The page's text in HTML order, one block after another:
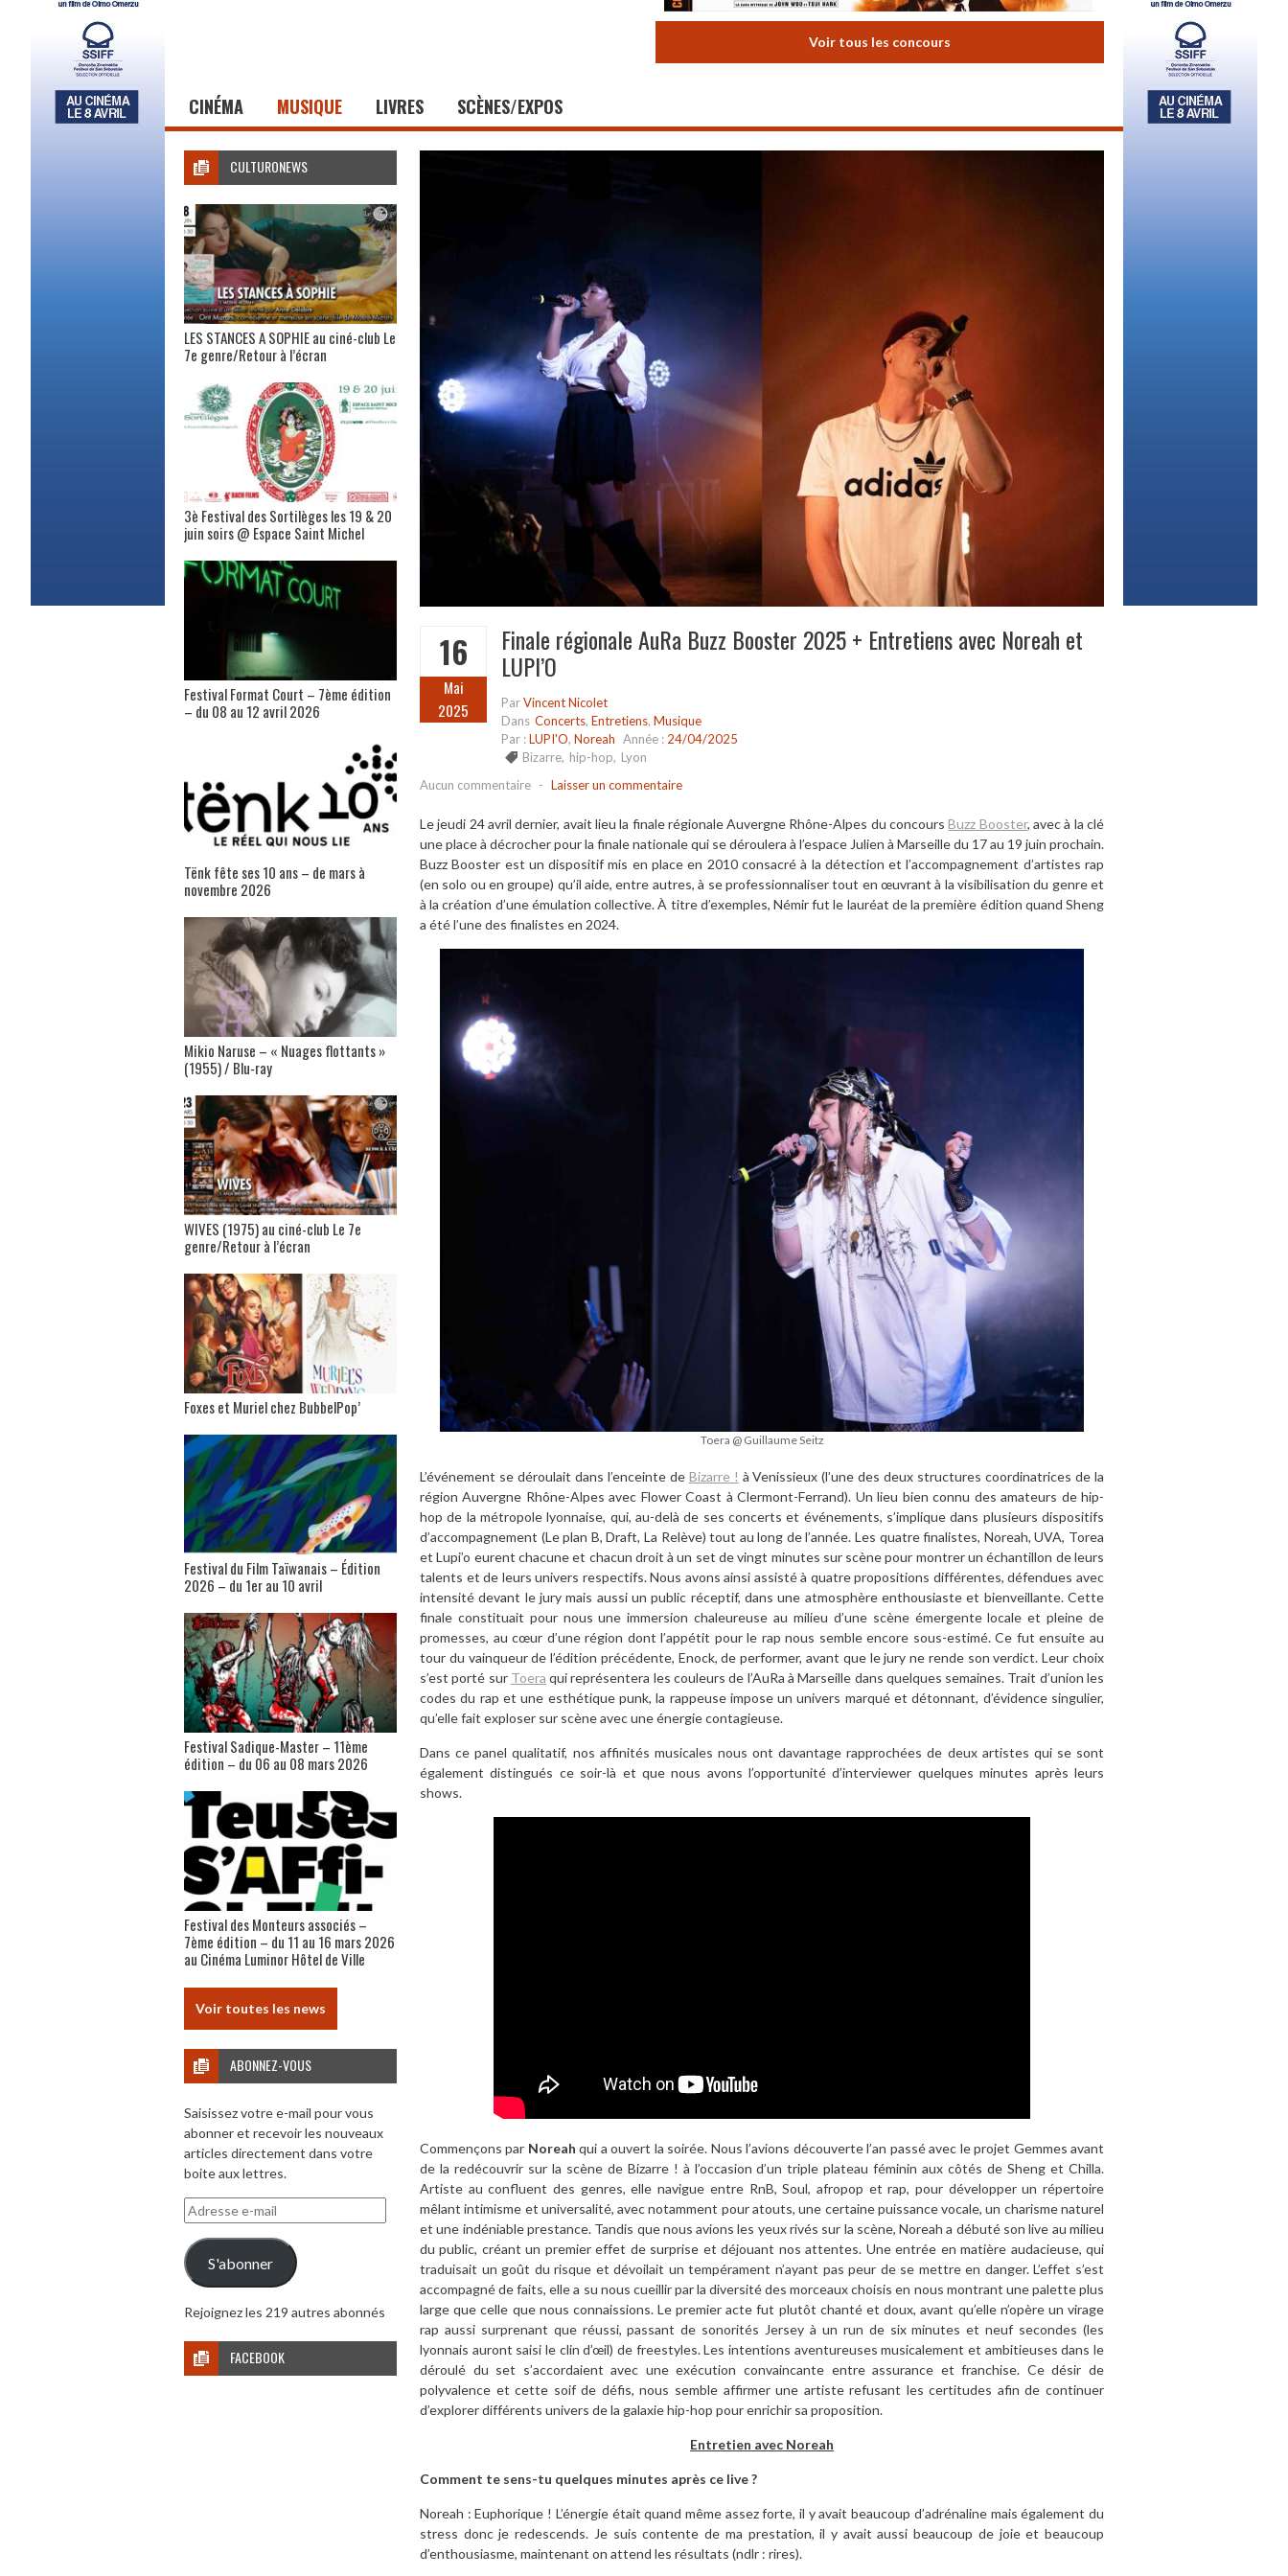
Voir tous les concours
CINÉMA MUSIQUE LIVRES SCÈNES/EXPOS
16
Mai
2025
Finale régionale AuRa Buzz Booster 2025 + Entretiens avec Noreah et
LUPI’O
ParVincent Nicolet
Dans Concerts, Entretiens, Musique
Par :LUPI'O, Noreah Année : 24/04/2025
Bizarre, hip-hop, Lyon
Aucun commentaire - Laisser un commentaire
Le jeudi 24 avril dernier, avait lieu la finale régionale Auvergne Rhône-Alpes du concoursBuzz Booster, avec à la clé
une place à décrocher pour la finale nationale qui se déroulera à l’espace Julien à Marseille du 17 au 19 juin prochain.
Buzz Booster est un dispositif mis en place en 2010 consacré à la détection et l’accompagnement d’artistes rap
(en solo ou en groupe) qu’il aide, entre autres, à se professionnaliser tout en œuvrant à la visibilisation du genre et
à la création d’une émulation collective. À titre d’exemples, Némir fut le lauréat de la première édition quand Sheng
a été l’une des finalistes en 2024.
Toera @ Guillaume Seitz
L’événement se déroulait dans l’enceinte de Bizarre ! à Venissieux (l’une des deux structures coordinatrices de la
région Auvergne Rhône-Alpes avec Flower Coast à Clermont-Ferrand). Un lieu bien connu des amateurs de hip-
hop de la métropole lyonnaise, qui, au-delà de ses concerts et événements, s’implique dans plusieurs dispositifs
d’accompagnement (Le plan B, Draft, La Relève) tout au long de l’année. Les quatre finalistes, Noreah, UVA, Torea
et Lupi’o eurent chacune et chacun droit à un set de vingt minutes sur scène pour montrer un échantillon de leurs
talents et de leurs univers respectifs. Nous avons ainsi assisté à quatre propositions différentes, défendues avec
intensité devant le jury mais aussi un public réceptif, dans une atmosphère enthousiaste et bienveillante. Cette
finale constituait pour nous une immersion chaleureuse au milieu d’une scène émergente locale et pleine de
promesses, au cœur d’une région dont l’appétit pour le rap nous semble encore sous-estimé. Ce fut ensuite au
tour du vainqueur de l’édition précédente, Enock, de performer, avant que le jury ne rende son verdict. Leur choix
s’est porté sur Toera qui représentera les couleurs de l’AuRa à Marseille dans quelques semaines. Trait d’union les
codes du rap et une esthétique punk, la rappeuse impose un univers marqué et détonnant, d’évidence singulier,
qu’elle fait exploser sur scène avec une énergie contagieuse.
Dans ce panel qualitatif, nos affinités musicales nous ont davantage rapprochées de deux artistes qui se sont
également distingués ce soir-là et que nous avons l’opportunité d’interviewer quelques minutes après leurs
shows.
Commençons par Noreah qui a ouvert la soirée. Nous l’avions découverte l’an passé avec le projet Gemmes avant
de la redécouvrir sur la scène de Bizarre ! à l’occasion d’un triple plateau féminin aux côtés de Sheng et Chilla.
Artiste au confluent des genres, elle navigue entre RnB, Soul, afropop et rap, pour développer un répertoire
mêlant intimisme et universalité, avec notamment pour atouts, une certaine puissance vocale, un charisme naturel
et une indéniable prestance. Tandis que nous avions les yeux rivés sur la scène, Noreah a débuté son live au milieu
du public, créant un premier effet de surprise et déjouant nos attentes. Une entrée en matière audacieuse, qui
traduisait un goût du risque et dévoilait un tempérament n’ayant pas peur de se mettre en danger. L’effet s’est
accompagné de faits, elle a su nous cueillir par la diversité des morceaux choisis en nous montrant une palette plus
large que celle que nous connaissions. Le premier acte fut plutôt chanté et doux, avant qu’elle n’opère un virage
rap aussi surprenant que réussi, passant de sonorités Jersey à un run de six minutes et neuf secondes (les
lyonnais auront saisi le clin d’œil) de freestyles. Les intentions aventureuses musicalement et ambitieuses dans le
déroulé du set s’accordaient avec une exécution convaincante entre assurance et franchise. Ce désir de
polyvalence et cette soif de défis, nous semble affirmer une artiste refusant les certitudes afin de continuer
d’explorer différents univers de la galaxie hip-hop pour enrichir sa proposition.
Entretien avec Noreah
Comment te sens-tu quelques minutes après ce live ?
Noreah : Euphorique ! L’énergie était quand même assez forte, il y avait beaucoup d’adrénaline mais également du
stress donc je redescends. Je suis contente de ma prestation, il y avait aussi beaucoup de joie et beaucoup
d’enthousiasme, maintenant on attend les résultats (ndlr : rires).
CULTURONEWS
LES STANCES A SOPHIE au ciné-club Le
7e genre/Retour à l’écran
3è Festival des Sortilèges les 19 & 20
juin soirs @ Espace Saint Michel
Festival Format Court – 7ème édition
– du 08 au 12 avril 2026
Tënk fête ses 10 ans – de mars à
novembre 2026
Mikio Naruse – « Nuages flottants »
(1955) / Blu-ray
WIVES (1975) au ciné-club Le 7e
genre/Retour à l’écran
Foxes et Muriel chez BubbelPop’
Festival du Film Taïwanais – Édition
2026 – du 1er au 10 avril
Festival Sadique-Master – 11ème
édition – du 06 au 08 mars 2026
Festival des Monteurs associés –
7ème édition – du 11 au 16 mars 2026
au Cinéma Luminor Hôtel de Ville
Voir toutes les news
ABONNEZ-VOUS
Saisissez votre e-mail pour vous
abonner et recevoir les nouveaux
articles directement dans votre
boite aux lettres.
Adresse
e-
mail
S'abonner
Rejoignez les 219 autres abonnés
FACEBOOK